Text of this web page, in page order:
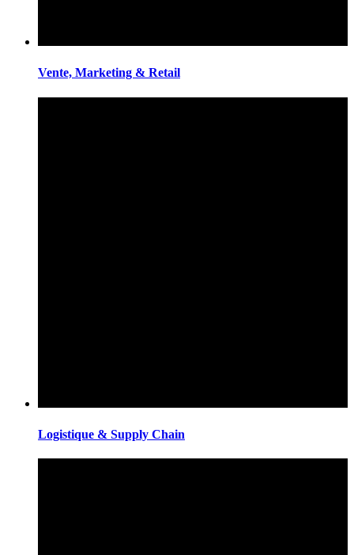
Vente, Marketing & Retail
Logistique & Supply Chain